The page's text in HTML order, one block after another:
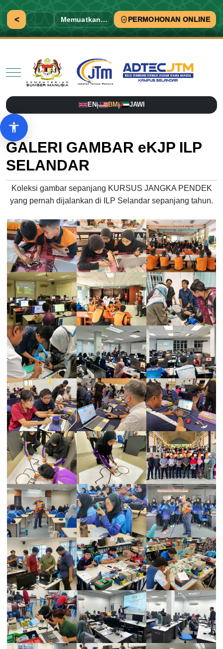
< Memuatkan… PERMOHONAN ONLINE
Mobile Menu Toggle
EN| BM| JAWI
Pilihan aksesibiliti
GALERI GAMBAR eKJP ILP
SELANDAR
Koleksi gambar sepanjang KURSUS JANGKA PENDEK
yang pernah dijalankan di ILP Selandar sepanjang tahun.